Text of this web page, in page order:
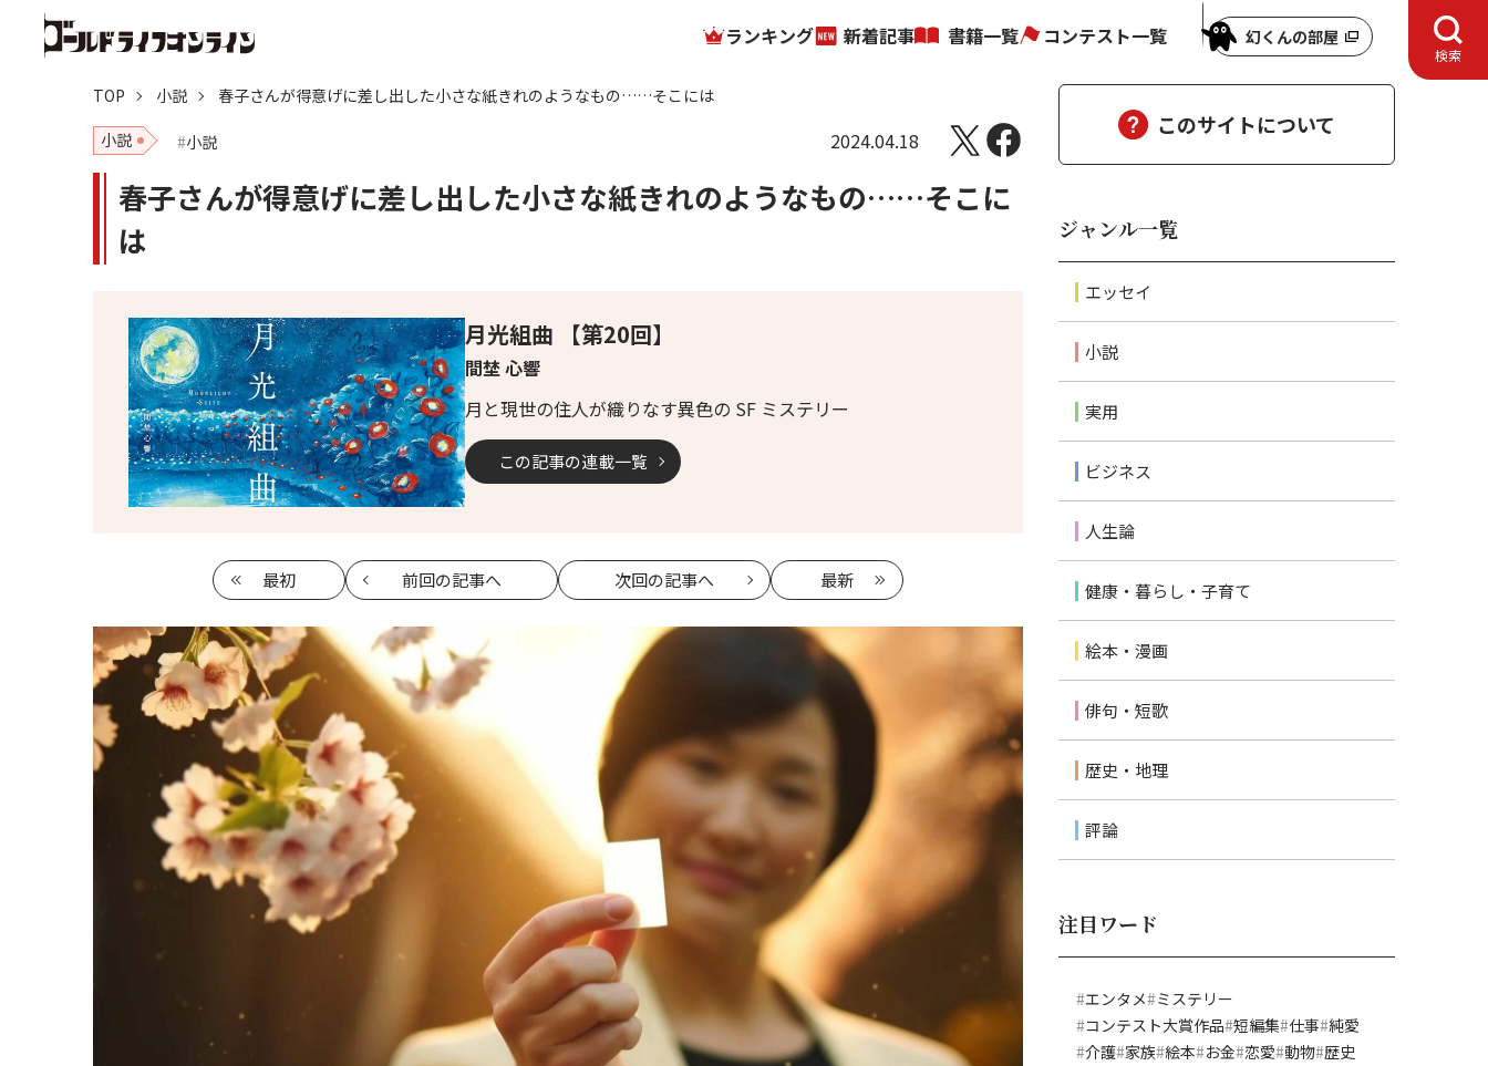
ランキング 新着記事 書籍一覧 コンテスト一覧 幻くんの部屋
検索
TOP 小説
春子さんが得意げに差し出した小さな紙きれのようなもの……そこには
小説
小説 2024.04.18
春子さんが得意げに差し出した小さな紙きれのようなもの……そこに
は
月光組曲 【第20回】
間埜 心響
月と現世の住人が織りなす異色の SF ミステリー
この記事の連載一覧
最初 前回の記事へ 次回の記事へ 最新
このサイトについて
ジャンル一覧
エッセイ
小説
実用
ビジネス
人生論
健康・暮らし・子育て
絵本・漫画
俳句・短歌
歴史・地理
評論
注目ワード
エンタメ ミステリー
コンテスト大賞作品 短編集 仕事 純愛
介護 家族 絵本 お金 恋愛 動物 歴史